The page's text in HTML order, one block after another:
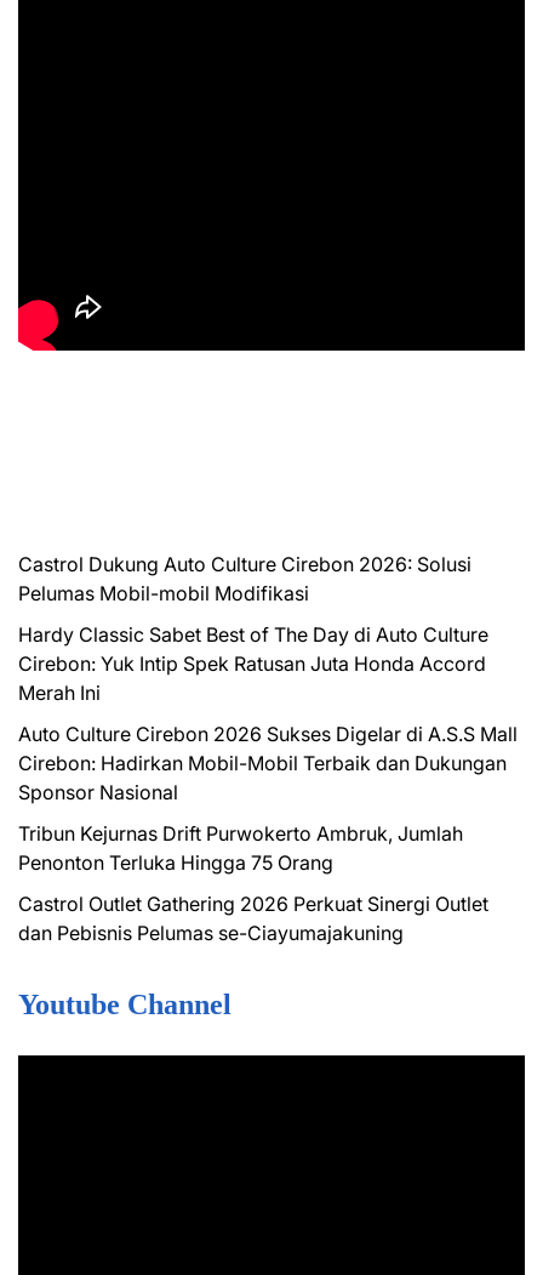
Castrol Dukung Auto Culture Cirebon 2026: Solusi
Pelumas Mobil-mobil Modifikasi
Hardy Classic Sabet Best of The Day di Auto Culture
Cirebon: Yuk Intip Spek Ratusan Juta Honda Accord
Merah Ini
Auto Culture Cirebon 2026 Sukses Digelar di A.S.S Mall
Cirebon: Hadirkan Mobil-Mobil Terbaik dan Dukungan
Sponsor Nasional
Tribun Kejurnas Drift Purwokerto Ambruk, Jumlah
Penonton Terluka Hingga 75 Orang
Castrol Outlet Gathering 2026 Perkuat Sinergi Outlet
dan Pebisnis Pelumas se-Ciayumajakuning
Youtube Channel